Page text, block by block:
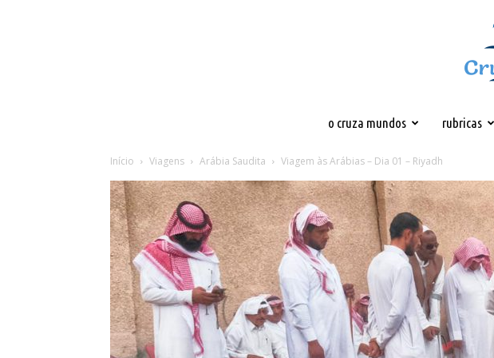
o cruza mundos rubricas
Início Viagens Arábia Saudita Viagem às Arábias – Dia 01 – Riyadh